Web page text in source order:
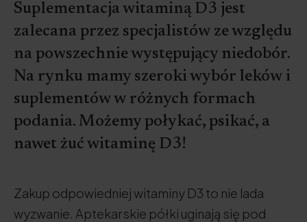
Suplementacja witaminą D3 jest
zalecana przez specjalistów ze względu
na powszechnie występujący niedobór.
Na rynku mamy szeroki wybór leków i
suplementów w różnych formach
podania. Możemy połykać, psikać, a
nawet żuć witaminę D3!
Zakup odpowiedniej witaminy D3 to nie lada
wyzwanie. Aptekarskie półki uginają się pod